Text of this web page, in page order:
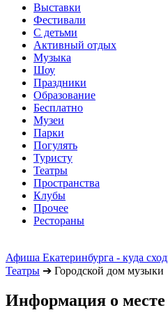
Выставки
Фестивали
С детьми
Активный отдых
Музыка
Шоу
Праздники
Образование
Бесплатно
Музеи
Парки
Погулять
Туристу
Театры
Пространства
Клубы
Прочее
Рестораны
Афиша Екатеринбурга - куда
Театры ➔ Городской дом музыки
Информация о месте